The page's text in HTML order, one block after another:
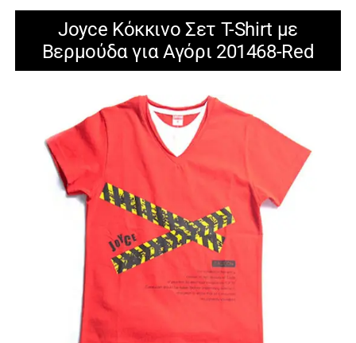
Ανδρικά
Γυναικεία
Κορίτσι
Εσώρουχα
Είδη Παρέλασης
Σχετικά με εμάς
Joyce Κόκκινο Σετ T-Shirt με
Βερμούδα για Αγόρι 201468-Red